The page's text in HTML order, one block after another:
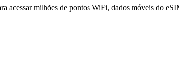
acessar milhões de pontos WiFi, dados móveis do